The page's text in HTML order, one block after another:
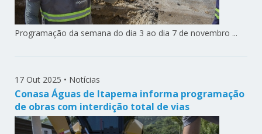
Programação da semana do dia 3 ao dia 7 de novembro ...
17 Out 2025 • Notícias
Conasa Águas de Itapema informa programação
de obras com interdição total de vias